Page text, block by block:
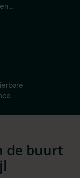
de buurt